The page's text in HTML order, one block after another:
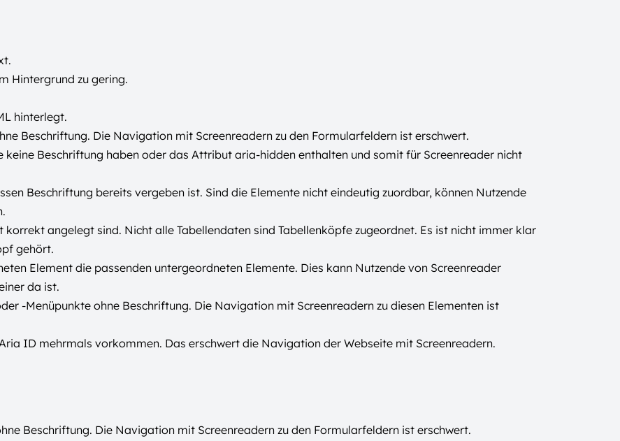
Hintergrund zu gering.
hinterlegt.
Beschriftung. Die Navigation mit Screenreadern zu den Formularfeldern ist erschwert.
keine Beschriftung haben oder das Attribut aria-hidden enthalten und somit für Screenreader nicht
Beschriftung bereits vergeben ist. Sind die Elemente nicht eindeutig zuordbar, können Nutzende
korrekt angelegt sind. Nicht alle Tabellendaten sind Tabellenköpfe zugeordnet. Es ist nicht immer klar
gehört.
Element die passenden untergeordneten Elemente. Dies kann Nutzende von Screenreader
da ist.
-Menüpunkte ohne Beschriftung. Die Navigation mit Screenreadern zu diesen Elementen ist
ID mehrmals vorkommen. Das erschwert die Navigation der Webseite mit Screenreadern.
Beschriftung. Die Navigation mit Screenreadern zu den Formularfeldern ist erschwert.